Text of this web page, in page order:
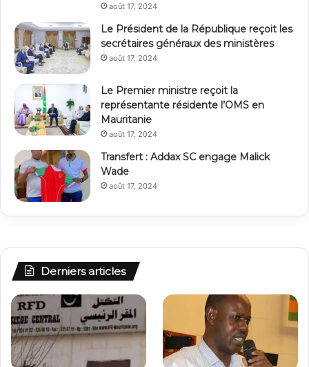
août 17, 2024
Le Président de la République reçoit les
secrétaires généraux des ministères
août 17, 2024
Le Premier ministre reçoit la
représentante résidente l’OMS en
Mauritanie
août 17, 2024
Transfert : Addax SC engage Malick
Wade
août 17, 2024
Derniers articles